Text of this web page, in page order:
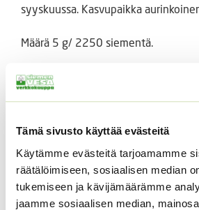
Tämä sivusto käyttää evästeitä
Käytämme evästeitä tarjoamamme
räätälöimiseen, sosiaalisen median
tukemiseen ja kävijämäärämme
jaamme sosiaalisen median,
syyskuussa. Kasvupaikka
Määrä 5 g/ 2250 siementä.
Tutustu myös